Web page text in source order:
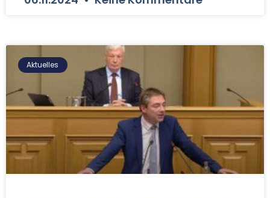
Aktuelles